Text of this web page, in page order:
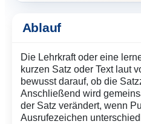
Ablauf
Die Lehrkraft oder eine
kurzen Satz oder Text laut
bewusst darauf, ob die
Anschließend wird
der Satz verändert, wenn
Ausrufezeichen